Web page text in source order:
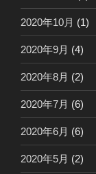
2020年10月 (1)
2020年9月 (4)
2020年8月 (2)
2020年7月 (6)
2020年6月 (6)
2020年5月 (2)